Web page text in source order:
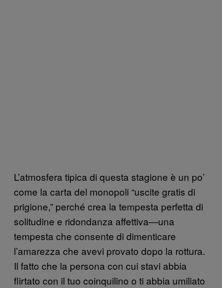
L’atmosfera tipica di questa stagione è un po’
come la carta del monopoli “uscite gratis di
prigione,” perché crea la tempesta perfetta di
solitudine e ridondanza affettiva—una
tempesta che consente di dimenticare
l’amarezza che avevi provato dopo la rottura.
Il fatto che la persona con cui stavi abbia
flirtato con il tuo coinquilino o ti abbia umiliato